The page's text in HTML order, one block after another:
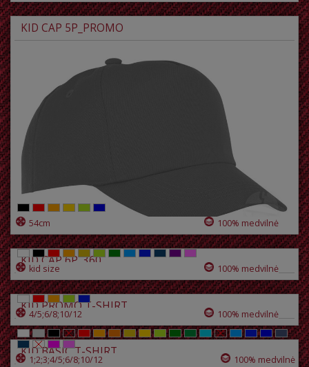
KID CAP 5P_PROMO
54cm 100% medvilnė
KID CAP 6P_360
kid size 100% medvilnė
KID PROMO T-SHIRT
4/5;6/8;10/12 100% medvilnė
KID BASIC T-SHIRT
1;2;3;4/5;6/8;10/12 100% medvilnė